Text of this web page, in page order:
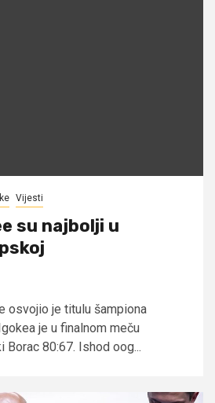
Vijesti
su najbolji u
osvojio je titulu šampiona
je u finalnom meču
Borac 80:67. Ishod oog...